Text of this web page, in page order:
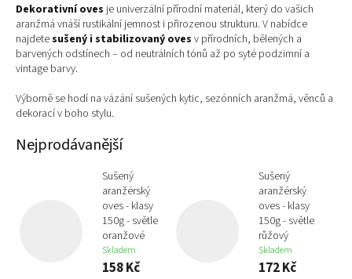
Dekorativní oves je univerzální přírodní materiál, který do vašich
aranžmá vnáší rustikální jemnost i přirozenou strukturu. V nabídce
najdetesušený i stabilizovaný oves v přírodních, bělených a
barvených odstínech – od neutrálních tónů až po syté podzimní a
vintage barvy.
Výborně se hodí na vázání sušených kytic, sezónních aranžmá, věnců a
dekorací v boho stylu.
Nejprodávanější
Sušený
aranžérský
oves - klasy
150g - světle
oranžové
Skladem
158 Kč
Sušený
aranžérský
oves - klasy
150g - světle
růžový
Skladem
172 Kč